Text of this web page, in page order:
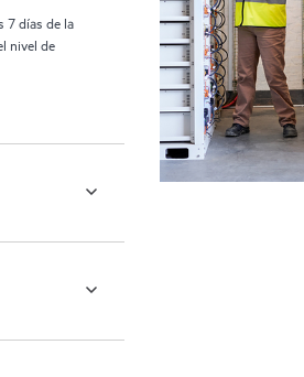
7 días de la
nivel de